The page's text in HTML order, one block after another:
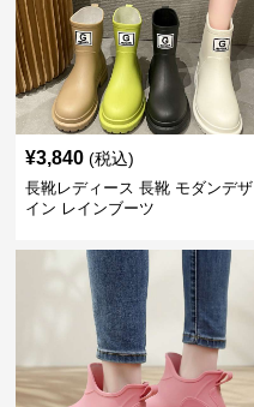
¥3,840 (税込)
長靴レディース 長靴 モダンデザ
イン レインブーツ